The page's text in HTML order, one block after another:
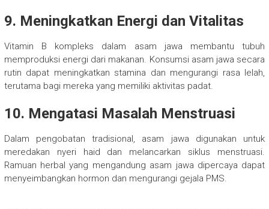
9. Meningkatkan Energi dan Vitalitas
Vitamin B kompleks dalam asam jawa membantu tubuh
memproduksi energi dari makanan. Konsumsi asam jawa secara
rutin dapat meningkatkan stamina dan mengurangi rasa lelah,
terutama bagi mereka yang memiliki aktivitas padat.
10. Mengatasi Masalah Menstruasi
Dalam pengobatan tradisional, asam jawa digunakan untuk
meredakan nyeri haid dan melancarkan siklus menstruasi.
Ramuan herbal yang mengandung asam jawa dipercaya dapat
menyeimbangkan hormon dan mengurangi gejala PMS.